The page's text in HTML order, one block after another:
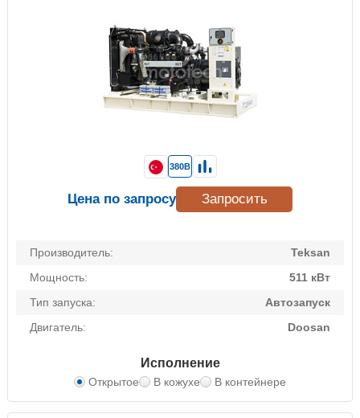
Производитель:
Teksan
Мощность:
511 кВт
Тип запуска:
Автозапуск
Двигатель:
Doosan
Исполнение
Открытое В кожухе В контейнере
380В
Цена по запросу Запросить